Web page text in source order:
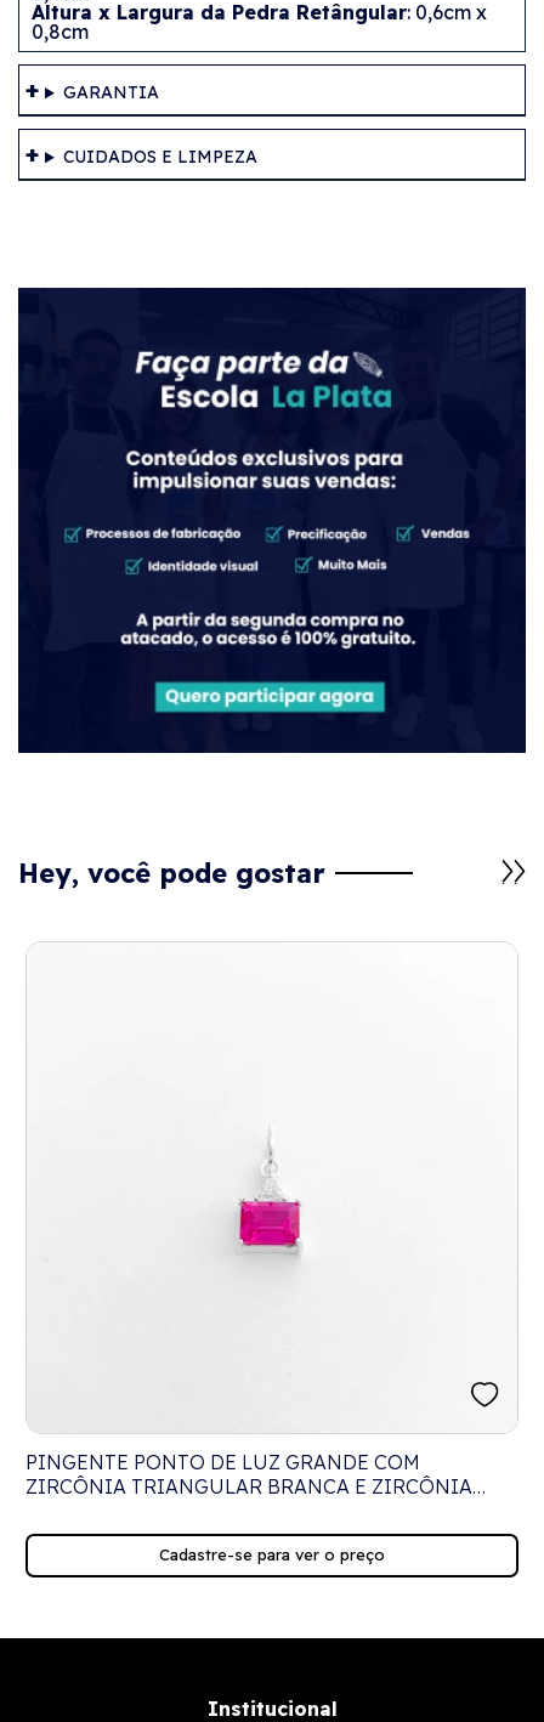
Altura x Largura da Pedra Retângular: 0,6cm x
0,8cm
GARANTIA
CUIDADOS E LIMPEZA
Hey, você pode gostar
PINGENTE PONTO DE LUZ GRANDE COM
ZIRCÔNIA TRIANGULAR BRANCA E ZIRCÔNIA
Cadastre-se para ver o preço
Institucional